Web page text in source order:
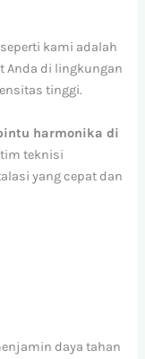
kami adalah
Anda di lingkungan
tinggi.
harmonika di
teknisi
yang cepat dan
daya tahan